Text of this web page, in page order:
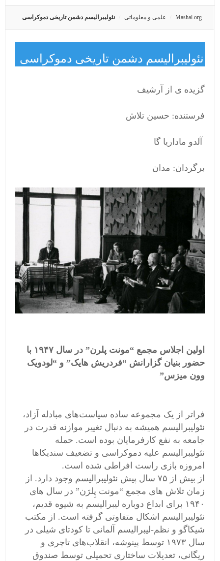
Mashal.org علمی و معلوماتی نئولیبرالیسم دشمن تاریخی دموکراسی
نئولیبرالیسم دشمن تاریخی دموکراسی
گزیده ی از آرشیف
فرستنده: حسین تلاش
آلدو ماداریا گا
برگردان: مدان
اولین اجلاس مجمع “مونت پلرن” در سال ۱۹۴۷ با
حضور بنیان گزارانش “فردریش هایک” و “لودویک
وون میزس”
فراتر از یک مجموعه ساده سیاست‌های مبادله آزاد،
نئولیبرالیسم همیشه به دنبال تغییر موازنه قدرت در
جامعه به نفع کارفرمایان بوده است. حمله
نئولیبرالیسم علیه دموکراسی و تضعیف سندیکاها
امروزه بازی راست افراطی شده است.
از بیش از ۷۵ سال پیش نئولیبرالیسم وجود دارد. از
زمان تلاش های مجمع “مونت پِلرَن” در سال های
۱۹۴۰ برای ابداع دوباره لیبرالیسم به شیوه قدیم،
نئولیبرالیسم اشکال متفاوتی گرفته است. از مکتب
شیکاگو و نظم-لیبرالیسم آلمانی تا کودتای شیلی در
سال ۱۹۷۳ توسط پینوشه، انقلاب‌های تاچری و
ریگانی، تعدیلات ساختاری تحمیلی توسط صندوق